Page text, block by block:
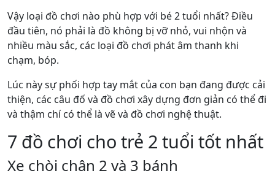
Vậy loại đồ chơi nào phù hợp với bé 2 tuổi nhất? Điều
đầu tiên, nó phải là đồ không bị vỡ nhỏ, vui nhộn và
nhiều màu sắc, các loại đồ chơi phát âm thanh khi
chạm, bóp.
Lúc này sự phối hợp tay mắt của con bạn đang được cải
thiện, các câu đố và đồ chơi xây dựng đơn giản có thể đi
và thậm chí có thể là vẽ và đồ chơi nghệ thuật.
7 đồ chơi cho trẻ 2 tuổi tốt nhất
Xe chòi chân 2 và 3 bánh